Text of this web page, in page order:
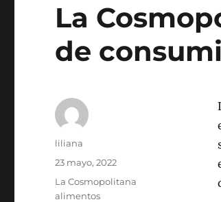
La
de
Autor
liliana
Publicado
23 mayo, 2022
Categorías
La Cosmopolitana
alimentos